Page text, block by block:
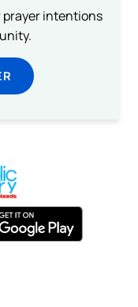
prayer intentions